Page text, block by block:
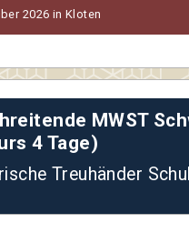
2026 in Kloten
MWST
4 Tage)
Treuhänder